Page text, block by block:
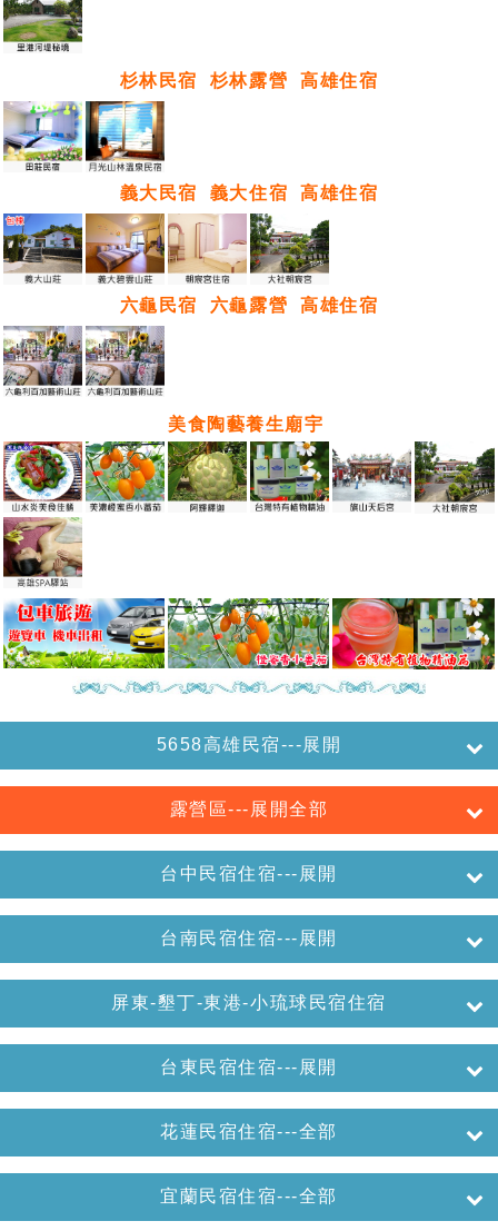
杉林民宿 杉林露營 高雄住宿
義大民宿 義大住宿 高雄住宿
六龜民宿 六龜露營 高雄住宿
美食陶藝養生廟宇
5658高雄民宿---展開
露營區---展開全部
台中民宿住宿---展開
台南民宿住宿---展開
屏東-墾丁-東港-小琉球民宿住宿
台東民宿住宿---展開
花蓮民宿住宿---全部
宜蘭民宿住宿---全部